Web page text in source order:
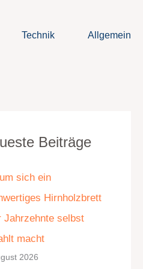
Technik Allgemein
Beiträge
sich ein
Hirnholzbrett
Jahrzehnte selbst
macht
2026